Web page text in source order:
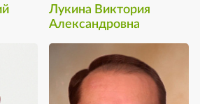
Лукина Виктория
Александровна